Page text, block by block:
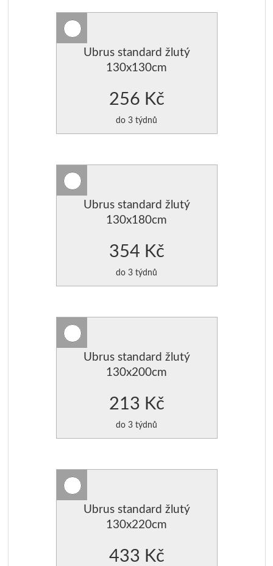
Ubrus standard žlutý
130x130cm
256 Kč
do 3 týdnů
Ubrus standard žlutý
130x180cm
354 Kč
do 3 týdnů
Ubrus standard žlutý
130x200cm
213 Kč
do 3 týdnů
Ubrus standard žlutý
130x220cm
433 Kč